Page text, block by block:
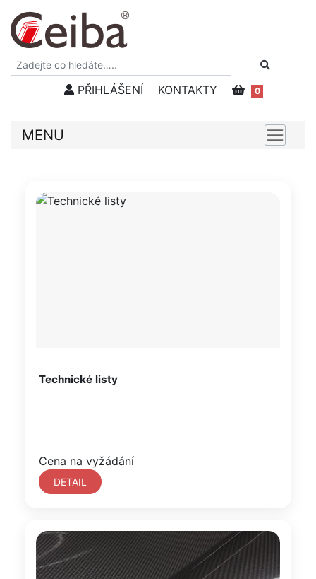
PŘIHLÁŠENÍ KONTAKTY 0
MENU
Technické listy
Cena na vyžádání
DETAIL